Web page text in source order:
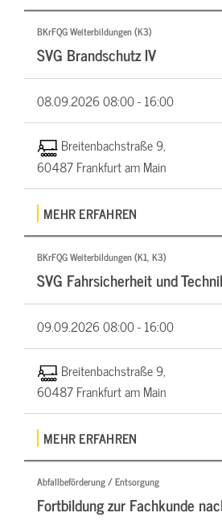
BKrFQG Weiterbildungen (K3)
SVG Brandschutz IV
08.09.202608:00 - 16:00
Breitenbachstraße 9,
60487 Frankfurt am Main
MEHR ERFAHREN
BKrFQG Weiterbildungen (K1, K3)
SVG Fahrsicherheit und
09.09.202608:00 - 16:00
Breitenbachstraße 9,
60487 Frankfurt am Main
MEHR ERFAHREN
Abfallbeförderung / Entsorgung
Fortbildung zur Fachkunde